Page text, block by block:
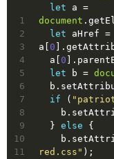
1
2
3
4
5
6
7
8
9
10
11
let
document
let aHref =
a[ 0
  a[
0
let b =
if (
  }
else {
red.css" );